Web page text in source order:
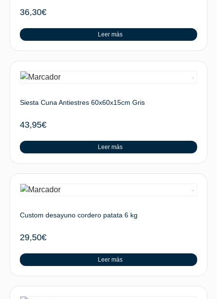
36,30€
Leer más
Siesta Cuna Antiestres 60x60x15cm Gris
43,95€
Leer más
Custom desayuno cordero patata 6 kg
29,50€
Leer más